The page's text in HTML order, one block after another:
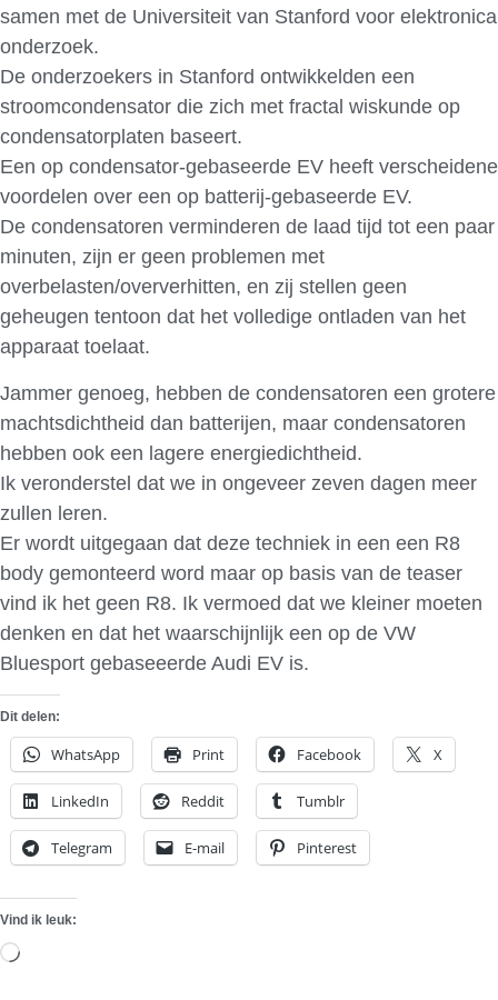
samen met de Universiteit van Stanford voor elektronica
onderzoek.
De onderzoekers in Stanford ontwikkelden een
stroomcondensator die zich met fractal wiskunde op
condensatorplaten baseert.
Een op condensator-gebaseerde EV heeft verscheidene
voordelen over een op batterij-gebaseerde EV.
De condensatoren verminderen de laad tijd tot een paar
minuten, zijn er geen problemen met
overbelasten/oververhitten, en zij stellen geen
geheugen tentoon dat het volledige ontladen van het
apparaat toelaat.
Jammer genoeg, hebben de condensatoren een grotere
machtsdichtheid dan batterijen, maar condensatoren
hebben ook een lagere energiedichtheid.
Ik veronderstel dat we in ongeveer zeven dagen meer
zullen leren.
Er wordt uitgegaan dat deze techniek in een een R8
body gemonteerd word maar op basis van de teaser
vind ik het geen R8. Ik vermoed dat we kleiner moeten
denken en dat het waarschijnlijk een op de VW
Bluesport gebaseeerde Audi EV is.
Dit delen:
WhatsApp Print Facebook X
LinkedIn Reddit Tumblr
Telegram E-mail Pinterest
Vind ik leuk:
Aan